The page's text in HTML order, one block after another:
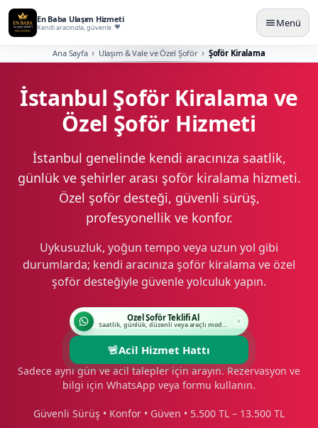
En Baba Ulaşım Hizmeti
Kendi aracınızla, güvenle. Menü
Ana Sayfa Ulaşım & Vale ve Özel Şoför Şoför Kiralama
İstanbul Şoför Kiralama ve
Özel Şoför Hizmeti
İstanbul genelinde kendi aracınıza saatlik,
günlük ve şehirler arası şoför kiralama hizmeti.
Özel şoför desteği, güvenli sürüş,
profesyonellik ve konfor.
Uykusuzluk, yoğun tempo veya uzun yol gibi
durumlarda; kendi aracınıza şoför kiralama ve özel
şoför desteğiyle güvenle yolculuk yapın.
Özel Şoför Teklifi Al
Saatlik, günlük, düzenli veya araçlı modeli seçin.
🚨Acil Hizmet Hattı
Sadece aynı gün ve acil talepler için arayın. Rezervasyon ve
bilgi için WhatsApp veya formu kullanın.
Güvenli Sürüş • Konfor • Güven • 5.500 TL – 13.500 TL